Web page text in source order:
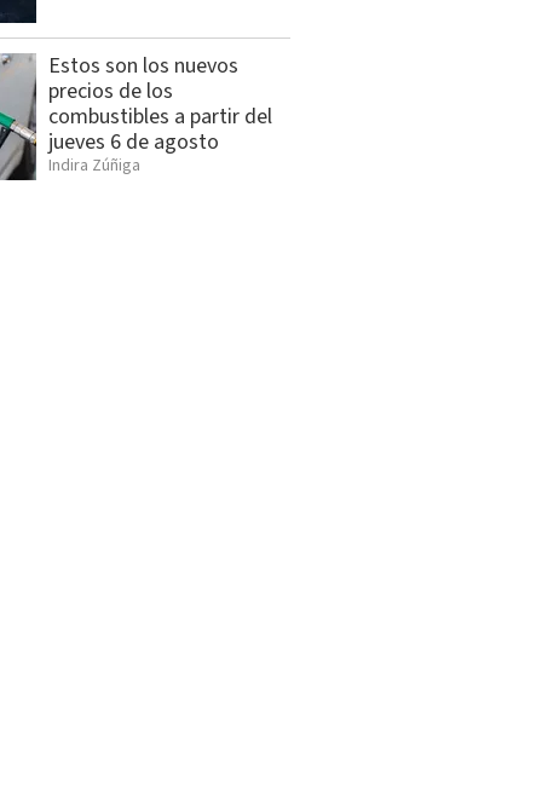
Estos son los nuevos
precios de los
combustibles a partir del
jueves 6 de agosto
Indira Zúñiga